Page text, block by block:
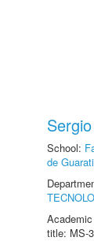
School:
de
title: MS-